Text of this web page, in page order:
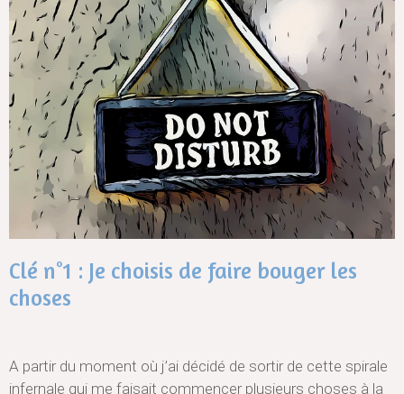
Clé n°1 : Je choisis de faire bouger les
choses
A partir du moment où j’ai décidé de sortir de cette spirale
infernale qui me faisait commencer plusieurs choses à la